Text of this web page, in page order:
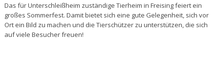
Das für Unterschleißheim zuständige Tierheim in Freising feiert ein
großes Sommerfest. Damit bietet sich eine gute Gelegenheit, sich vor
Ort ein Bild zu machen und die Tierschützer zu unterstützen, die sich
auf viele Besucher freuen!